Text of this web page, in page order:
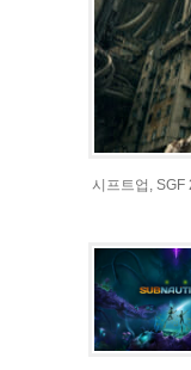
시프트업,